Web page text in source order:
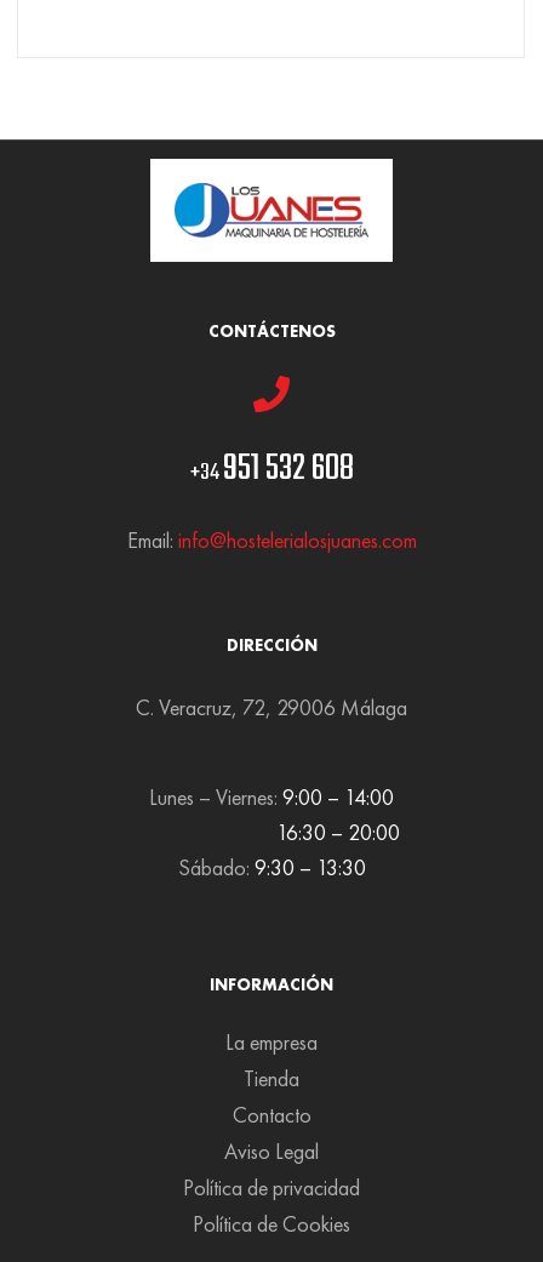
CONTÁCTENOS
+34951 532 608
Email: info@hostelerialosjuanes.com
DIRECCIÓN
C. Veracruz, 72, 29006 Málaga
Lunes – Viernes: 9:00 – 14:00
16:30 – 20:00
Sábado: 9:30 – 13:30
INFORMACIÓN
La empresa
Tienda
Contacto
Aviso Legal
Política de privacidad
Política de Cookies